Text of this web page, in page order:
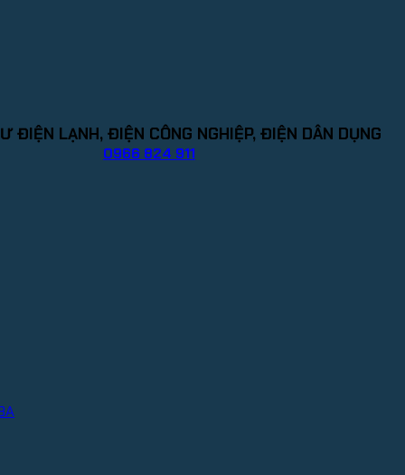
ĐIỆN LẠNH, ĐIỆN CÔNG NGHIỆP, ĐIỆN DÂN DỤNG
0966 824 911